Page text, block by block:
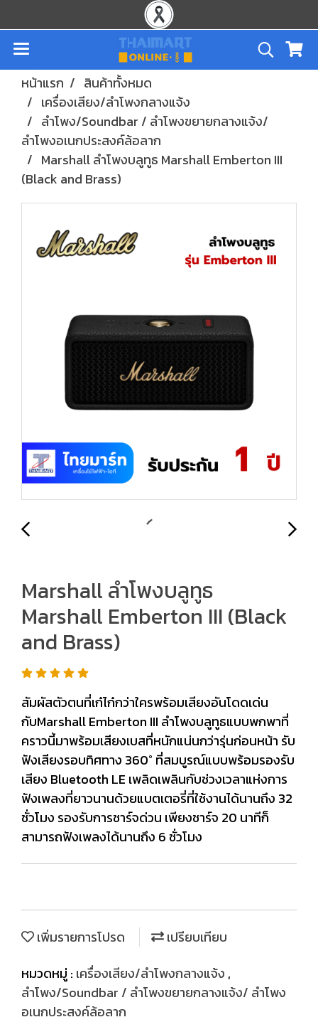
หน้าแรก
สินค้าทั้งหมด
เครื่องเสียง/ลำโพงกลางแจ้ง
ลำโพง/Soundbar / ลำโพงขยายกลางแจ้ง/
ลำโพงอเนกประสงค์ล้อลาก
Marshall ลำโพงบลูทูธ Marshall Emberton III
(Black and Brass)
Marshall ลำโพงบลูทูธ
Marshall Emberton III (Black
and Brass)
สัมผัสตัวตนที่เก๋ไก๋กว่าใครพร้อมเสียงอันโดดเด่น
กับMarshall Emberton III ลำโพงบลูทูธแบบพกพาที่
คราวนี้มาพร้อมเสียงเบสที่หนักแน่นกว่ารุ่นก่อนหน้า รับ
ฟังเสียงรอบทิศทาง 360° ที่สมบูรณ์แบบพร้อมรองรับ
เสียง Bluetooth LE เพลิดเพลินกับช่วงเวลาแห่งการ
ฟังเพลงที่ยาวนานด้วยแบตเตอรี่ที่ใช้งานได้นานถึง 32
ชั่วโมง รองรับการชาร์จด่วน เพียงชาร์จ 20 นาทีก็
สามารถฟังเพลงได้นานถึง 6 ชั่วโมง
เพิ่มรายการโปรด
เปรียบเทียบ
หมวดหมู่ : เครื่องเสียง/ลำโพงกลางแจ้ง ,
ลำโพง/Soundbar / ลำโพงขยายกลางแจ้ง/ ลำโพง
อเนกประสงค์ล้อลาก